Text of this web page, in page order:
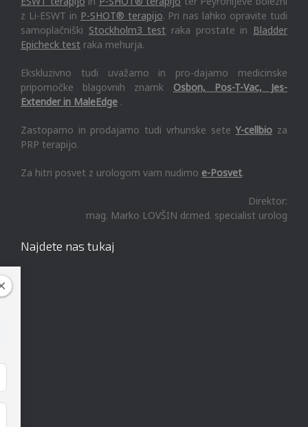
z Li-ESWT in P-SHOT® terapijo. Pri nas lahko opravite tudi
samoplačniški Stockholm3 test raka prostate in Bladder
Epicheck test raka mehurja.
Ekskluzivno tudi uvažamo in pro-dajamo medicinske
pripomočke blagovnih znamk Osbon, Pos-T-Vac, Jes-
Extender in MaleEdge .
Zastopamo in prodajamo tudi vrhunske seteY-cellbio za
PRP terapijo.
Za hitri posvet z urologom vam nudimo e-Posvet.
Direktor:
mag. Marko LOVŠIN dr.med. specialist urolog
Najdete nas tukaj